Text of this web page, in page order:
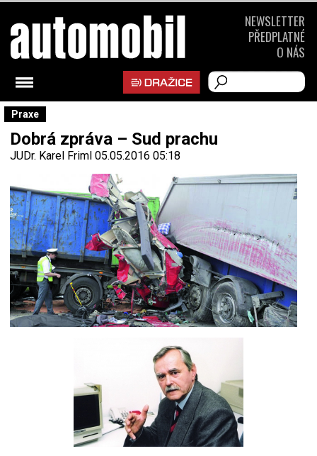
Praxe
Dobrá zpráva – Sud prachu
JUDr. Karel Friml 05.05.2016 05:18
NEWSLETTER
PŘEDPLATNÉ
O NÁS